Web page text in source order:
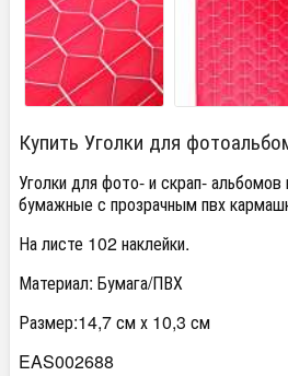
Купить Уголки для
Уголки для фото- и скрап- альбомов
бумажные с прозрачным пвх
На листе 102 наклейки.
Материал: Бумага/ПВХ
Размер:14,7 см х 10,3 см
EAS002688